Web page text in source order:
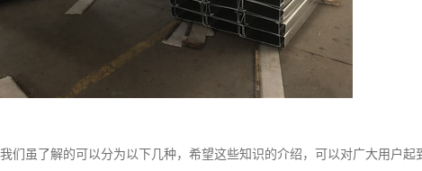
们虽了解的可以分为以下几种，希望这些知识的介绍，可以对广大用户起